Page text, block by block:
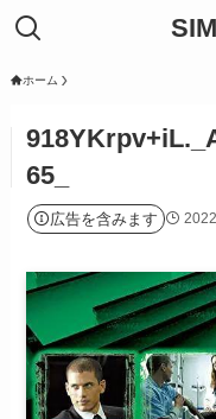
ホーム
65_
広告を含みます